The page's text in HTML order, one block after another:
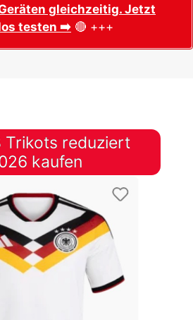
gleichzeitig. Jetzt
testen ➡️ 🔴 +++
Trikots reduziert
kaufen